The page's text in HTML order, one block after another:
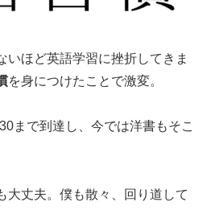
いほど英語学習に挫折してきま
を身につけたことで激変。
まで到達し、今では洋書もそこ
大丈夫。僕も散々、回り道して